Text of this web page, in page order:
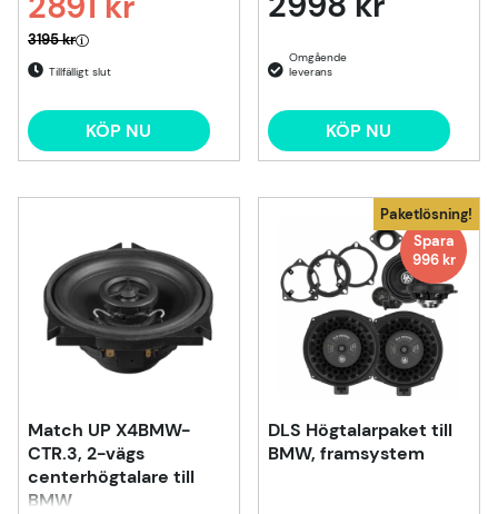
Ordinarie pris:
3195 kr
Tillfälligt slut
KÖP NU KÖP NU
Match UP X4BMW-
CTR.3, 2-vägs
centerhögtalare till
BMW
Paketlösning!
Spara
996 kr
DLS Högtalarpaket till
BMW, framsystem